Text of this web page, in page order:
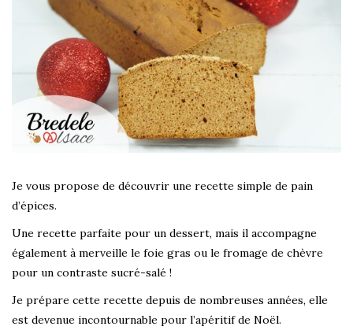
Je vous propose de découvrir une recette simple de pain
d’épices.
Une recette parfaite pour un dessert, mais il accompagne
également à merveille le foie gras ou le fromage de chèvre
pour un contraste sucré-salé !
Je prépare cette recette depuis de nombreuses années, elle
est devenue incontournable pour l’apéritif de Noël.